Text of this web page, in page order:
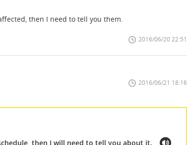
then I need to tell you them.
2016/06/20 22:51
2016/06/21 18:16
then I will need to tell you about it.